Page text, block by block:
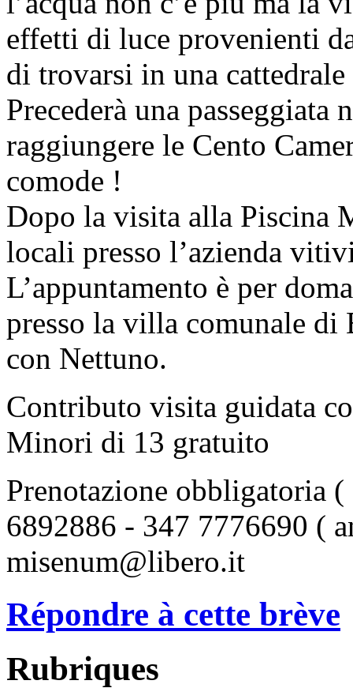
effetti di luce provenienti
di trovarsi in una cattedrale
Precederà una
raggiungere le Cento
comode !
Dopo la visita alla Piscina
locali presso l’azienda
L’appuntamento è per
presso la villa comunale di
con Nettuno.
Contributo visita guidata
Minori di 13 gratuito
Prenotazione obbligatoria
6892886 - 347 7776690 (
misenum@libero.it
Répondre à cette brève
Rubriques